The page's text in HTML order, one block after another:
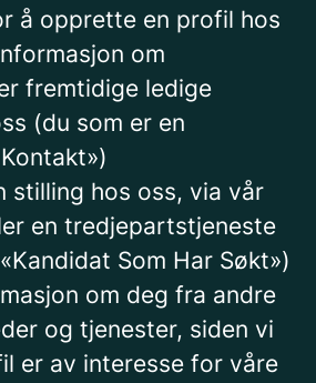
å opprette en profil hos
om
fremtidige ledige
(du som er en
stilling hos oss, via vår
en tredjepartstjeneste
Som Har Søkt»)
om deg fra andre
og tjenester, siden vi
er av interesse for våre